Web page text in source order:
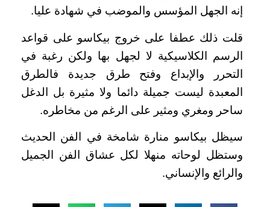
إنه الجهل المؤسس والموضب في شهادة عليا.
قلت ذلك عطفا على خروج بيكاسو على قواعد
الرسم الكلاسيكية لا لجهل بها ولكن رغبة في
التحرر والإبداع وفتح طرق جديدة فالطرق
المعبدة ليست جميلة دائما ولا مثيرة بل الدغل
ساحر ومغري ومثير على الرغم من مخاطره.
سيظل بيكاسو منارة شامخة في الفن الحديث
وستظل لوحاته منهلا لكل عشاق الفن الجميل
والرائع والإنساني.